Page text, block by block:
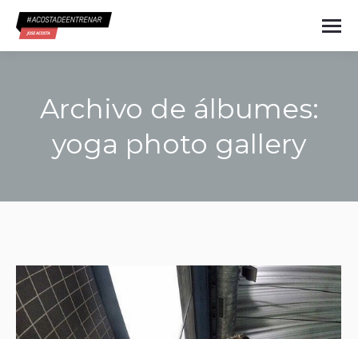
Archivo de álbumes:
yoga photo gallery